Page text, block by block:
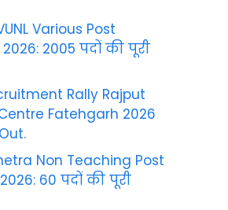
Various Post
2005 पदों की पूरी
Rally Rajput
Fatehgarh 2026
Non Teaching Post
60 पदों की पूरी